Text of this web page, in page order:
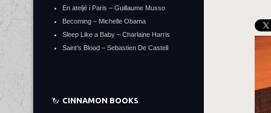
En ateljé i Paris – Guillaume Musso
Becoming – Michelle Obama
Sleep Like a Baby – Charlaine Harris
Saint’s Blood – Sebastien De Castell
CINNAMON BOOKS